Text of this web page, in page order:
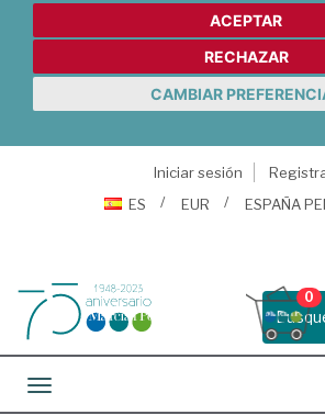
ACEPTAR
RECHAZAR
CAMBIAR
Iniciar sesión
ES
EUR ESPAÑA
0
Toggle navigation